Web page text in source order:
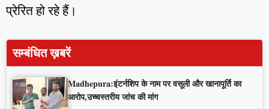
प्रेरित हो रहे हैं।
सम्बंधित ख़बरें
Madhepura:इंटर्नशिप के नाम पर वसूली और खानापूर्ति का
आरोप,उच्चस्तरीय जांच की मांग